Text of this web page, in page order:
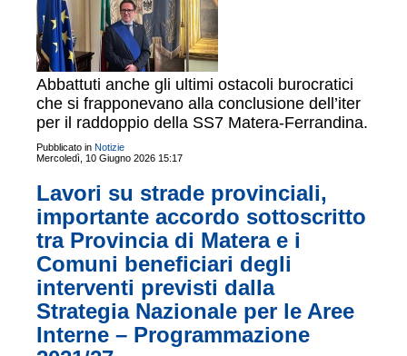
Abbattuti anche gli ultimi ostacoli burocratici
che si frapponevano alla conclusione dell’iter
per il raddoppio della SS7 Matera-Ferrandina.
Pubblicato in Notizie
Mercoledì, 10 Giugno 2026 15:17
Lavori su strade provinciali,
importante accordo sottoscritto
tra Provincia di Matera e i
Comuni beneficiari degli
interventi previsti dalla
Strategia Nazionale per le Aree
Interne – Programmazione